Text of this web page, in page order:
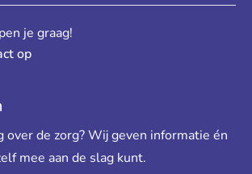
je graag!
op
over de zorg? Wij geven informatie én
mee aan de slag kunt.